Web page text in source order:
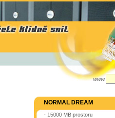
NORMAL DREAM
- 15000 MB prostoru
www.